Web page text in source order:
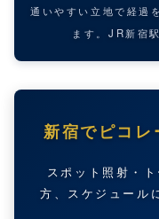
通いやすい立地で経過
ます。JR新宿
新宿でピコレ
スポット照射・
方、スケジュール